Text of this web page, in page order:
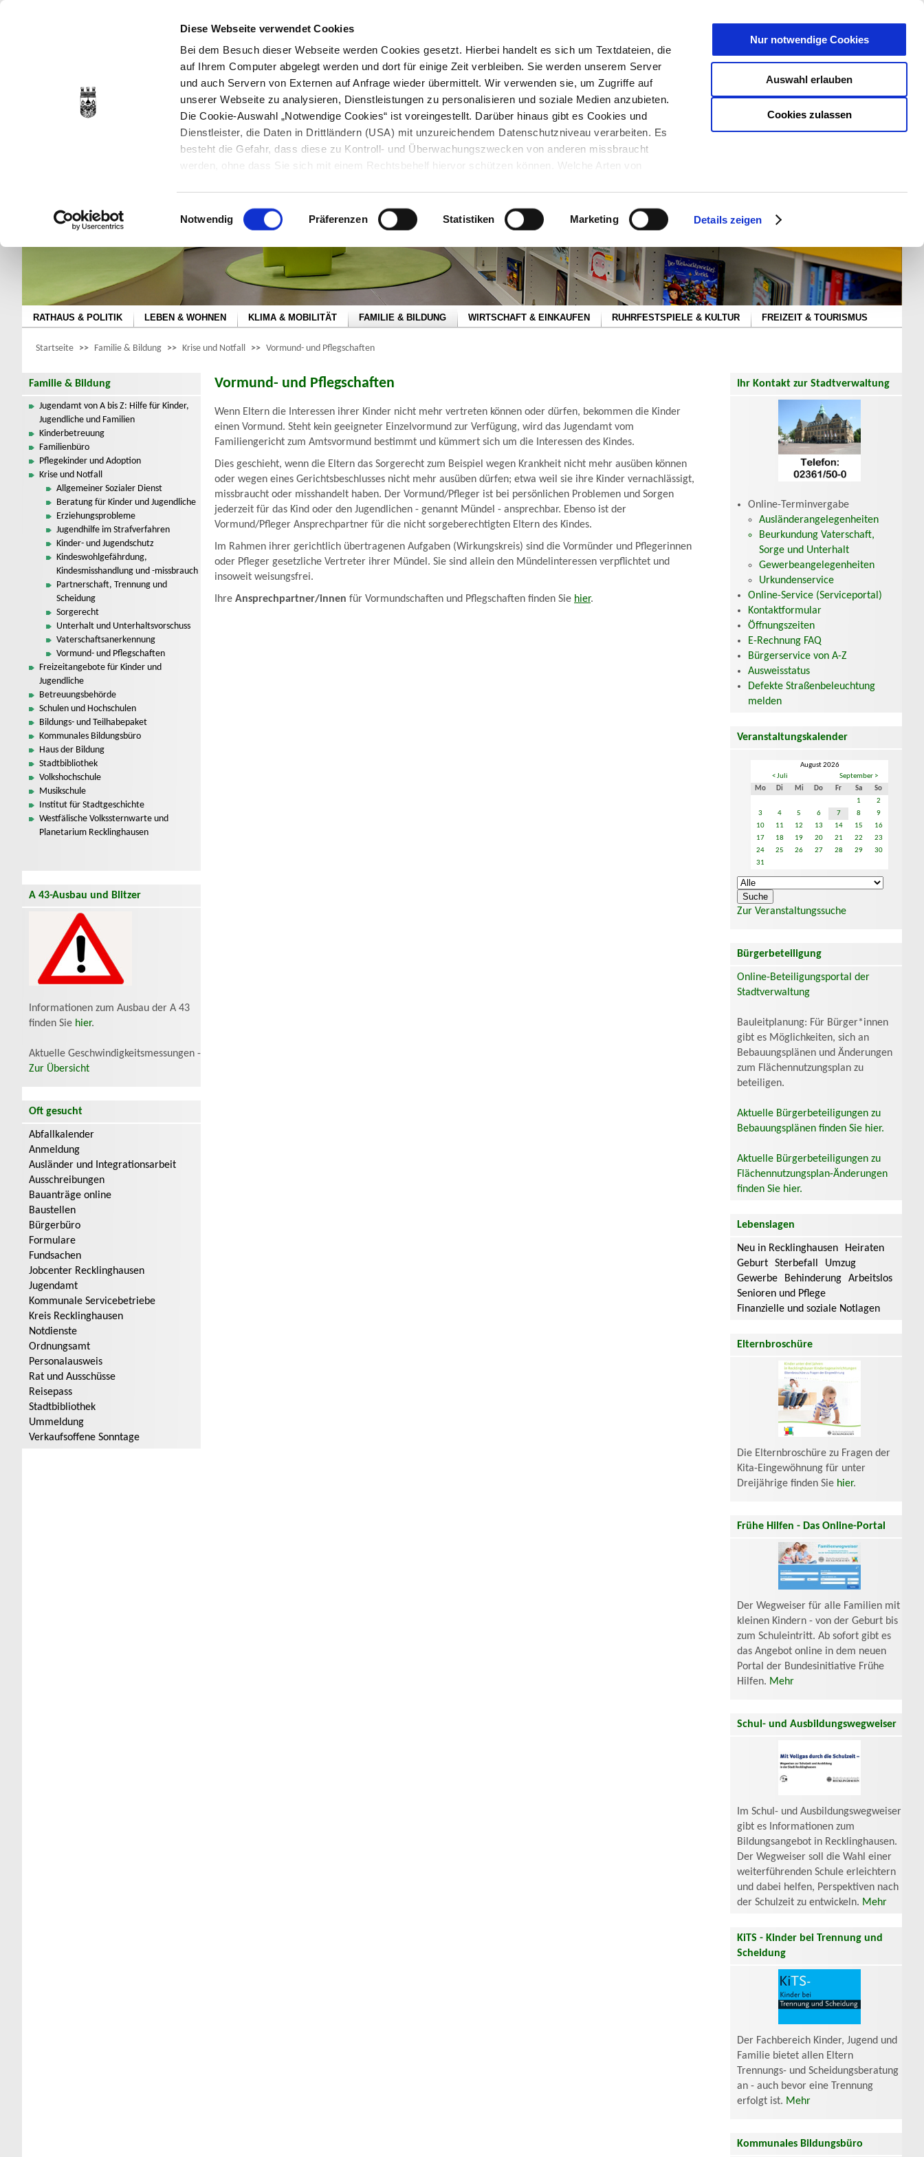
Diese Webseite verwendet Cookies
Bei dem Besuch dieser Webseite werden Cookies gesetzt. Hierbei handelt es sich um Textdateien, die
auf Ihrem Computer abgelegt werden und dort für einige Zeit verbleiben. Sie werden unserem Server
und auch Servern von Externen auf Anfrage wieder übermittelt. Wir verwenden sie, um Zugriffe auf
unserer Webseite zu analysieren, Dienstleistungen zu personalisieren und soziale Medien anzubieten.
Die Cookie-Auswahl „Notwendige Cookies“ ist voreingestellt. Darüber hinaus gibt es Cookies und
Dienstleister, die Daten in Drittländern (USA) mit unzureichendem Datenschutzniveau verarbeiten. Es
besteht die Gefahr, dass diese zu Kontroll- und Überwachungszwecken von anderen missbraucht
werden, ohne dass Sie sich mit einem Rechtsbehelf hiervor schützen können. Welche Arten von
Datenschutzerklärung
entnehmen. Die von Ihnen getroffene Auswahl der gewünschten Cookies kann
jederzeit mit Wirkung für die Zukunft angepasst oder
werden.
Einwilligungsauswahl
Notwendig Präferenzen Statistiken Marketing Details zeigen
Cookies zulassen
Auswahl erlauben
Nur notwendige Cookies
STARTSEITE
SCHRIFTGRÖßE:
RATHAUS & POLITIK LEBEN & WOHNEN KLIMA & MOBILITÄT FAMILIE & BILDUNG WIRTSCHAFT & EINKAUFEN RUHRFESTSPIELE & KULTUR FREIZEIT & TOURISMUS
Startseite >> Familie & Bildung >> Krise und Notfall >> Vormund- und Pflegschaften
Familie & Bildung
Jugendamt von A bis Z: Hilfe für Kinder,
Jugendliche und Familien
Kinderbetreuung
Familienbüro
Pflegekinder und Adoption
Krise und Notfall
Allgemeiner Sozialer Dienst
Beratung für Kinder und Jugendliche
Erziehungsprobleme
Jugendhilfe im Strafverfahren
Kinder- und Jugendschutz
Kindeswohlgefährdung,
Kindesmisshandlung und -missbrauch
Partnerschaft, Trennung und
Scheidung
Sorgerecht
Unterhalt und Unterhaltsvorschuss
Vaterschaftsanerkennung
Vormund- und Pflegschaften
Freizeitangebote für Kinder und
Jugendliche
Betreuungsbehörde
Schulen und Hochschulen
Bildungs- und Teilhabepaket
Kommunales Bildungsbüro
Haus der Bildung
Stadtbibliothek
Volkshochschule
Musikschule
Institut für Stadtgeschichte
Westfälische Volkssternwarte und
Planetarium Recklinghausen
A 43-Ausbau und Blitzer
Informationen zum Ausbau der A 43
finden Sie hier.
Aktuelle Geschwindigkeitsmessungen -
Zur Übersicht
Oft gesucht
Abfallkalender
Anmeldung
Ausländer und Integrationsarbeit
Ausschreibungen
Bauanträge online
Baustellen
Bürgerbüro
Formulare
Fundsachen
Jobcenter Recklinghausen
Jugendamt
Kommunale Servicebetriebe
Kreis Recklinghausen
Notdienste
Ordnungsamt
Personalausweis
Rat und Ausschüsse
Reisepass
Stadtbibliothek
Ummeldung
Verkaufsoffene Sonntage
Vormund- und Pflegschaften
Wenn Eltern die Interessen ihrer Kinder nicht mehr vertreten können oder dürfen, bekommen die Kinder
einen Vormund. Steht kein geeigneter Einzelvormund zur Verfügung, wird das Jugendamt vom
Familiengericht zum Amtsvormund bestimmt und kümmert sich um die Interessen des Kindes.
Dies geschieht, wenn die Eltern das Sorgerecht zum Beispiel wegen Krankheit nicht mehr ausüben können
oder wegen eines Gerichtsbeschlusses nicht mehr ausüben dürfen; etwa weil sie ihre Kinder vernachlässigt,
missbraucht oder misshandelt haben. Der Vormund/Pfleger ist bei persönlichen Problemen und Sorgen
jederzeit für das Kind oder den Jugendlichen - genannt Mündel - ansprechbar. Ebenso ist der
Vormund/Pfleger Ansprechpartner für die nicht sorgeberechtigten Eltern des Kindes.
Im Rahmen ihrer gerichtlich übertragenen Aufgaben (Wirkungskreis) sind die Vormünder und Pflegerinnen
oder Pfleger gesetzliche Vertreter ihrer Mündel. Sie sind allein den Mündelinteressen verpflichtet und
insoweit weisungsfrei.
Ihre Ansprechpartner/innen für Vormundschaften und Pflegschaften finden Sie hier.
Ihr Kontakt zur Stadtverwaltung
Online-Terminvergabe
Ausländerangelegenheiten
Beurkundung Vaterschaft,
Sorge und Unterhalt
Gewerbeangelegenheiten
Urkundenservice
Online-Service (Serviceportal)
Kontaktformular
Öffnungszeiten
E-Rechnung FAQ
Bürgerservice von A-Z
Ausweisstatus
Defekte Straßenbeleuchtung
melden
Veranstaltungskalender
August 2026
< Juli
September >
Mo
Di Mi Do Fr Sa
So
1
2
3
4 5 6 7 8
9
10
11 12 13 14 15
16
17
18 19 20 21 22
23
24
25 26 27 28 29
30
31
Zur Veranstaltungssuche
Bürgerbeteiligung
Online-Beteiligungsportal der
Stadtverwaltung
Bauleitplanung: Für Bürger*innen
gibt es Möglichkeiten, sich an
Bebauungsplänen und Änderungen
zum Flächennutzungsplan zu
beteiligen.
Aktuelle Bürgerbeteiligungen zu
Bebauungsplänen finden Sie hier.
Aktuelle Bürgerbeteiligungen zu
Flächennutzungsplan-Änderungen
finden Sie hier.
Lebenslagen
Neu in Recklinghausen
Heiraten
Geburt
Sterbefall
Umzug
Gewerbe
Behinderung
Arbeitslos
Senioren und Pflege
Finanzielle und soziale Notlagen
Elternbroschüre
Die Elternbroschüre zu Fragen der
Kita-Eingewöhnung für unter
Dreijährige finden Sie hier.
Frühe Hilfen - Das Online-Portal
Der Wegweiser für alle Familien mit
kleinen Kindern - von der Geburt bis
zum Schuleintritt. Ab sofort gibt es
das Angebot online in dem neuen
Portal der Bundesinitiative Frühe
Hilfen. Mehr
Schul- und Ausbildungswegweiser
Im Schul- und Ausbildungswegweiser
gibt es Informationen zum
Bildungsangebot in Recklinghausen.
Der Wegweiser soll die Wahl einer
weiterführenden Schule erleichtern
und dabei helfen, Perspektiven nach
der Schulzeit zu entwickeln. Mehr
KiTS - Kinder bei Trennung und
Scheidung
Der Fachbereich Kinder, Jugend und
Familie bietet allen Eltern
Trennungs- und Scheidungsberatung
an - auch bevor eine Trennung
erfolgt ist. Mehr
Kommunales Bildungsbüro